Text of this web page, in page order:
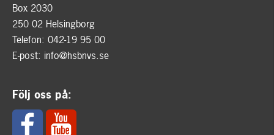
Box 2030
250 02 Helsingborg
Telefon: 042-19 95 00
E-post: info@hsbnvs.se
Följ oss på: